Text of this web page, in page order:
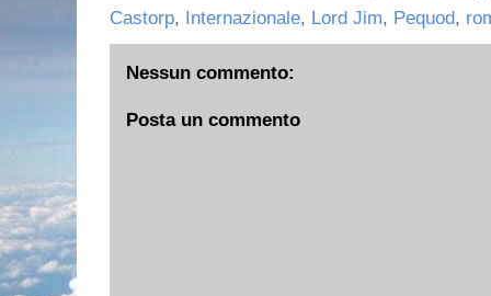
Castorp, Internazionale, Lord Jim, Pequod,
Nessun commento:
Posta un commento